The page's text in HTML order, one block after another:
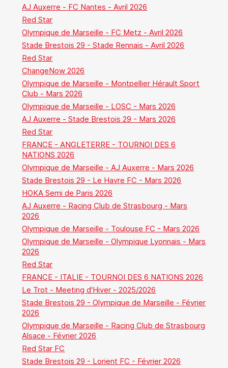
AJ Auxerre - FC Nantes - Avril 2026
Red Star
Olympique de Marseille - FC Metz - Avril 2026
Stade Brestois 29 - Stade Rennais - Avril 2026
Red Star
ChangeNow 2026
Olympique de Marseille - Montpellier Hérault Sport
Club - Mars 2026
Olympique de Marseille - LOSC - Mars 2026
AJ Auxerre - Stade Brestois 29 - Mars 2026
Red Star
FRANCE - ANGLETERRE - TOURNOI DES 6
NATIONS 2026
Olympique de Marseille - AJ Auxerre - Mars 2026
Stade Brestois 29 - Le Havre FC - Mars 2026
HOKA Semi de Paris 2026
AJ Auxerre - Racing Club de Strasbourg - Mars
2026
Olympique de Marseille - Toulouse FC - Mars 2026
Olympique de Marseille - Olympique Lyonnais - Mars
2026
Red Star
FRANCE - ITALIE - TOURNOI DES 6 NATIONS 2026
Le Trot - Meeting d'Hiver - 2025/2026
Stade Brestois 29 - Olympique de Marseille - Février
2026
Olympique de Marseille - Racing Club de Strasbourg
Alsace - Février 2026
Red Star FC
Stade Brestois 29 - Lorient FC - Février 2026